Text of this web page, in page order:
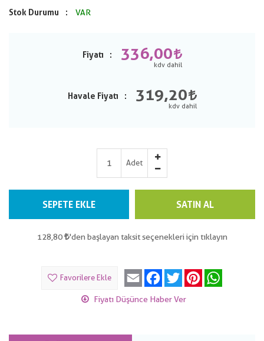
Stok Durumu
VAR
Fiyatı 336,00
Havale Fiyatı 319,20
Adet
SEPETE EKLE SATIN AL
128,80 'den başlayan taksit seçenekleri için tıklayın
Favorilere Ekle Email Facebook
Twitter Pinterest
Fiyatı Düşünce Haber Ver